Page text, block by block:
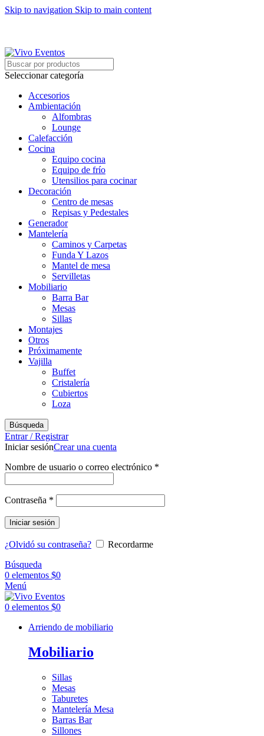
Skip to navigation Skip to main content
Seleccionar categoría
Accesorios
Ambientación
Alfombras
Lounge
Calefacción
Cocina
Equipo cocina
Equipo de frío
Utensilios para cocinar
Decoración
Centro de mesas
Repisas y Pedestales
Generador
Mantelería
Caminos y Carpetas
Funda Y Lazos
Mantel de mesa
Servilletas
Mobiliario
Barra Bar
Mesas
Sillas
Montajes
Otros
Próximamente
Vajilla
Buffet
Cristalería
Cubiertos
Loza
Búsqueda
Entrar / Registrar
Iniciar sesiónCrear una cuenta
Nombre de usuario o correo electrónico *
Contraseña *
Iniciar sesión
¿Olvidó su contraseña?
Recordarme
Búsqueda
0 elementos $0
Menú
0 elementos $0
Arriendo de mobiliario
Mobiliario
Sillas
Mesas
Taburetes
Mantelería Mesa
Barras Bar
Sillones